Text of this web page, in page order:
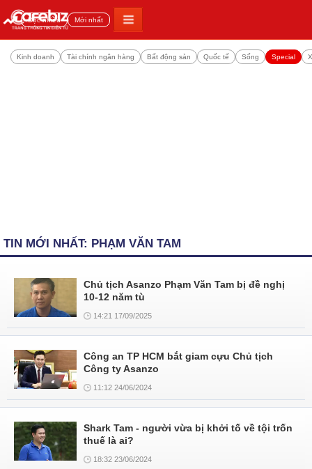
Đọc nhiều Mới nhất
Kinh doanh Tài chính ngân hàng Bất động sản Quốc tế Sống Special
TIN MỚI NHẤT: PHẠM VĂN TAM
Chủ tịch Asanzo Phạm Văn Tam bị đề nghị
10-12 năm tù
14:21 17/09/2025
Công an TP HCM bắt giam cựu Chủ tịch
Công ty Asanzo
11:12 24/06/2024
Shark Tam - người vừa bị khởi tố về tội trốn
thuế là ai?
18:32 23/06/2024